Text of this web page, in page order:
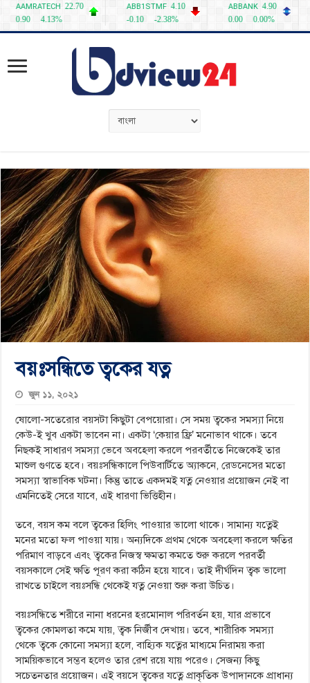
বয়ঃসন্ধিতে ত্বকের যত্ন
জুন ১১, ২০২১
ষোলো-সতেরোর বয়সটা কিছুটা বেপয়োরা। সে সময় ত্বকের সমস্যা নিয়ে
কেউ-ই খুব একটা ভাবেন না। একটা ‘কেয়ার ফ্রি’ মনোভাব থাকে। তবে
নিছকই সাধারণ সমস্যা ভেবে অবহেলা করলে পরবর্তীতে নিজেকেই তার
মাশুল গুণতে হবে। বয়ঃসন্ধিকালে পিউবার্টিতে অ্যাকনে, রেডনেসের মতো
সমস্যা স্বাভাবিক ঘটনা। কিন্তু তাতে একদমই যত্ন নেওয়ার প্রয়োজন নেই বা
এমনিতেই সেরে যাবে, এই ধারণা ভিত্তিহীন।
তবে, বয়স কম বলে ত্বকের হিলিং পাওয়ার ভালো থাকে। সামান্য যত্নেই
মনের মতো ফল পাওয়া যায়। অন্যদিকে প্রথম থেকে অবহেলা করলে ক্ষতির
পরিমাণ বাড়বে এবং ত্বকের নিজস্ব ক্ষমতা কমতে শুরু করলে পরবর্তী
বয়সকালে সেই ক্ষতি পূরণ করা কঠিন হয়ে যাবে। তাই দীর্ঘদিন ত্বক ভালো
রাখতে চাইলে বয়ঃসন্ধি থেকেই যত্ন নেওয়া শুরু করা উচিত।
বয়ঃসন্ধিতে শরীরে নানা ধরনের হরমোনাল পরিবর্তন হয়, যার প্রভাবে
ত্বকের কোমলতা কমে যায়, ত্বক নির্জীব দেখায়। তবে, শারীরিক সমস্যা
থেকে ত্বকে কোনো সমস্যা হলে, বাহ্যিক যত্নের মাধ্যমে নিরাময় করা
সাময়িকভাবে সম্ভব হলেও তার রেশ রয়ে যায় পরেও। সেজন্য কিছু
সচেতনতার প্রয়োজন। এই বয়সে ত্বকের যত্নে প্রাকৃতিক উপাদানকে প্রাধান্য